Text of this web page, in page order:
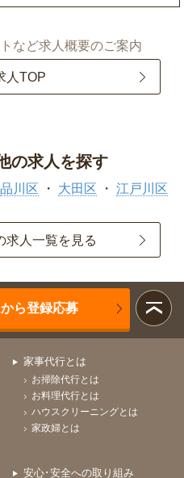
など求人概要のご案内
人TOP
の求人を探す
品川区 大田区 江戸川区
求人一覧を見る
ら登録応募
家事代行とは
お掃除代行とは
お料理代行とは
ハウスクリーニングとは
家政婦とは
安心･安全への取り組み